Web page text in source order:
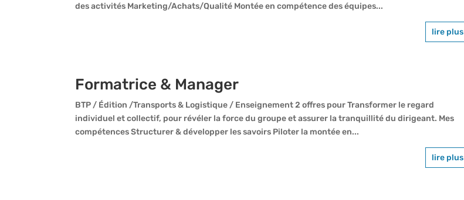
des activités Marketing/Achats/Qualité Montée en compétence des équipes...
lire plus
Formatrice & Manager
BTP / Édition /Transports & Logistique / Enseignement 2 offres pour Transformer le regard
individuel et collectif, pour révéler la force du groupe et assurer la tranquillité du dirigeant. Mes
compétences Structurer & développer les savoirs Piloter la montée en...
lire plus